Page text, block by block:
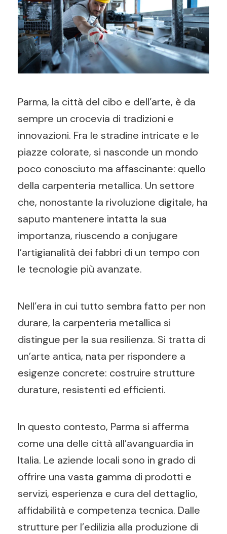
Parma, la città del cibo e dell’arte, è da
sempre un crocevia di tradizioni e
innovazioni. Fra le stradine intricate e le
piazze colorate, si nasconde un mondo
poco conosciuto ma affascinante: quello
della carpenteria metallica. Un settore
che, nonostante la rivoluzione digitale, ha
saputo mantenere intatta la sua
importanza, riuscendo a conjugare
l’artigianalità dei fabbri di un tempo con
le tecnologie più avanzate.
Nell’era in cui tutto sembra fatto per non
durare, la carpenteria metallica si
distingue per la sua resilienza. Si tratta di
un’arte antica, nata per rispondere a
esigenze concrete: costruire strutture
durature, resistenti ed efficienti.
In questo contesto, Parma si afferma
come una delle città all’avanguardia in
Italia. Le aziende locali sono in grado di
offrire una vasta gamma di prodotti e
servizi, esperienza e cura del dettaglio,
affidabilità e competenza tecnica. Dalle
strutture per l’edilizia alla produzione di